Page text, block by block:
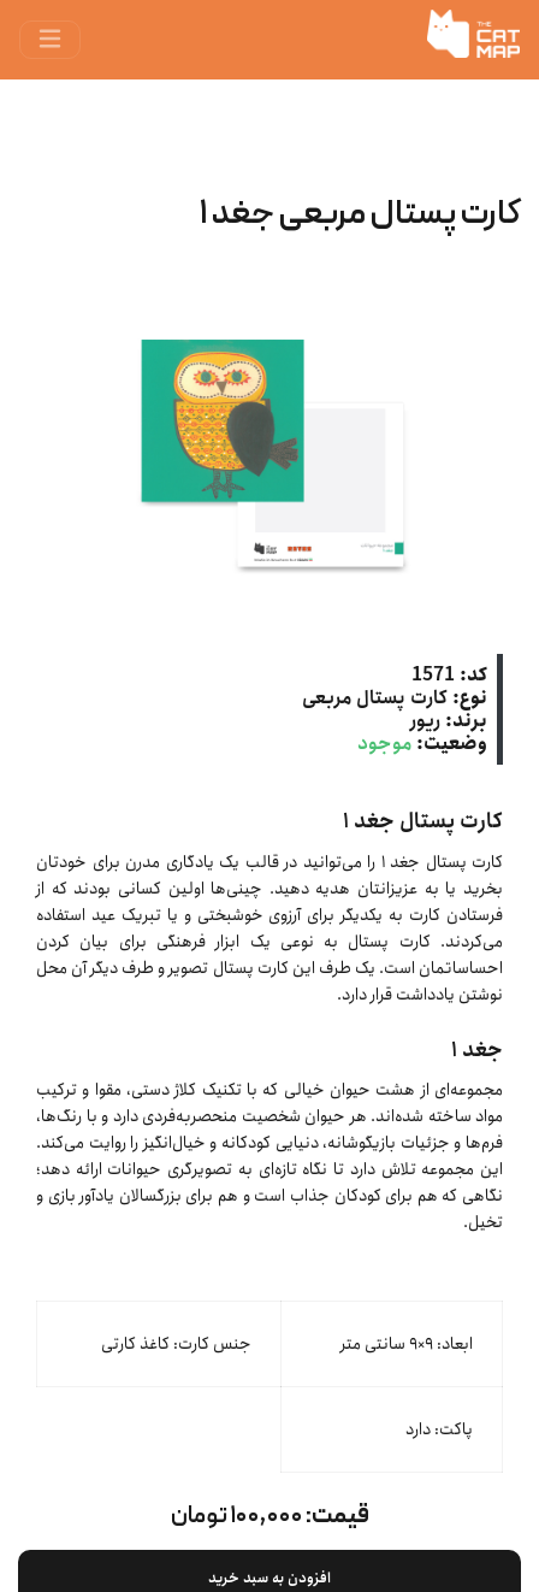
کارت پستال مربعی جغد ۱
کد: 1571
نوع: کارت پستال مربعی
برند: ریور
وضعیت: موجود
کارت پستال جغد ١
کارت پستال جغد ۱ را می‌توانید در قالب یک یادگاری مدرن برای خودتان
بخرید یا به عزیزانتان هدیه دهید. چینی‌ها اولین کسانی بودند که از
فرستادن کارت به یکدیگر برای آرزوی خوشبختی و یا تبریک عید استفاده
می‌کردند. کارت پستال به نوعی یک ابزار فرهنگی برای بیان کردن
احساساتمان است. یک طرف این کارت پستال تصویر و طرف دیگر آن محل
نوشتن یادداشت قرار دارد.
جغد ۱
مجموعه‌ای از هشت حیوان خیالی که با تکنیک کلاژ دستی، مقوا و ترکیب
مواد ساخته شده‌اند. هر حیوان شخصیت منحصربه‌فردی دارد و با رنگ‌ها،
فرم‌ها و جزئیات بازیگوشانه، دنیایی کودکانه و خیال‌انگیز را روایت می‌کند.
این مجموعه تلاش دارد تا نگاه تازه‌ای به تصویرگری حیوانات ارائه دهد؛
نگاهی که هم برای کودکان جذاب است و هم برای بزرگسالان یادآور بازی و
تخیل.
ابعاد: ۹×۹ سانتی متر جنس کارت: کاغذ کارتی
پاکت: دارد
قیمت:۱۰۰,۰۰۰ تومان
افزودن به سبد خرید